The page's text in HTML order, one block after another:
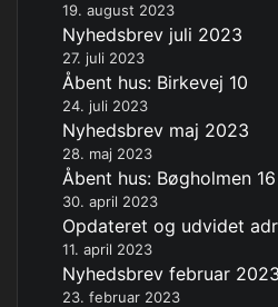
19. august 2023
Nyhedsbrev juli 2023
27. juli 2023
Åbent hus: Birkevej 10
24. juli 2023
Nyhedsbrev maj 2023
28. maj 2023
Åbent hus: Bøgholmen
30. april 2023
Opdateret og udvidet
11. april 2023
Nyhedsbrev februar 2023
23. februar 2023